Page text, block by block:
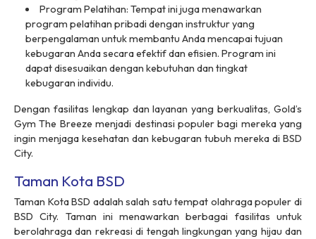
Program Pelatihan: Tempat ini juga menawarkan
program pelatihan pribadi dengan instruktur yang
berpengalaman untuk membantu Anda mencapai tujuan
kebugaran Anda secara efektif dan efisien. Program ini
dapat disesuaikan dengan kebutuhan dan tingkat
kebugaran individu.
Dengan fasilitas lengkap dan layanan yang berkualitas, Gold’s
Gym The Breeze menjadi destinasi populer bagi mereka yang
ingin menjaga kesehatan dan kebugaran tubuh mereka di BSD
City.
Taman Kota BSD
Taman Kota BSD adalah salah satu tempat olahraga populer di
BSD City. Taman ini menawarkan berbagai fasilitas untuk
berolahraga dan rekreasi di tengah lingkungan yang hijau dan